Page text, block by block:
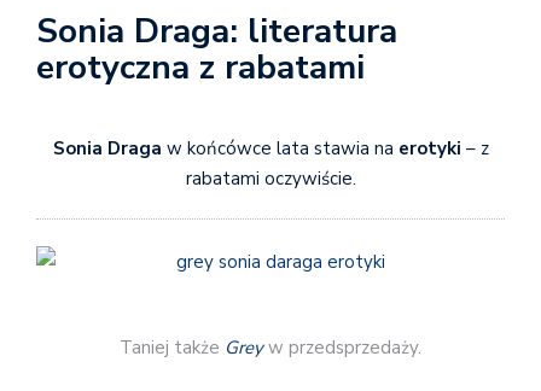
Sonia Draga: literatura
erotyczna z rabatami
Sonia Draga w końcówce lata stawia na erotyki – z
rabatami oczywiście.
Taniej także Greyw przedsprzedaży.